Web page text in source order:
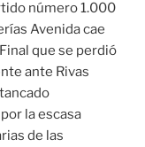
número 1.000
Avenida cae
que se perdió
ante Rivas
la escasa
de las